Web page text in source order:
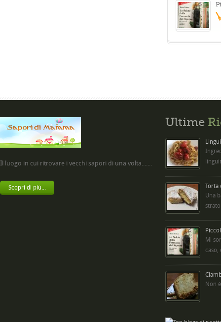
Il luogo in cui ritrovare i vecchi sapori di una volta.......
Scopri di più...
Ultime
Torta
Una
Mi
caso,
Non